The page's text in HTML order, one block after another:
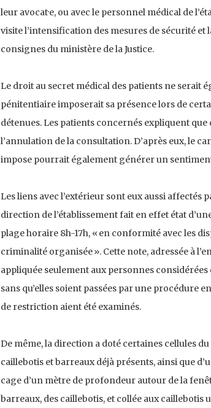
leur avocat·e, ou avec le personnel médical de
visite l’intensification des mesures de sécurité et
consignes du ministère de la Justice.
Le droit au secret médical des patients ne serait
pénitentiaire imposerait sa présence lors de
détenues. Les patients concernés expliquent
l’annulation de la consultation. D’après eux, le
impose pourrait également générer un
Les liens avec l’extérieur sont eux aussi affectés
direction de l’établissement fait en effet état
plage horaire 8h-17h, « en conformité avec les
criminalité organisée ». Cette note, adressée à
appliquée seulement aux personnes
sans qu’elles soient passées par une procédure
de restriction aient été examinés.
De même, la direction a doté certaines cellules
caillebotis et barreaux déjà présents, ainsi que
cage d’un mètre de profondeur autour de la
barreaux, des caillebotis, et collée aux